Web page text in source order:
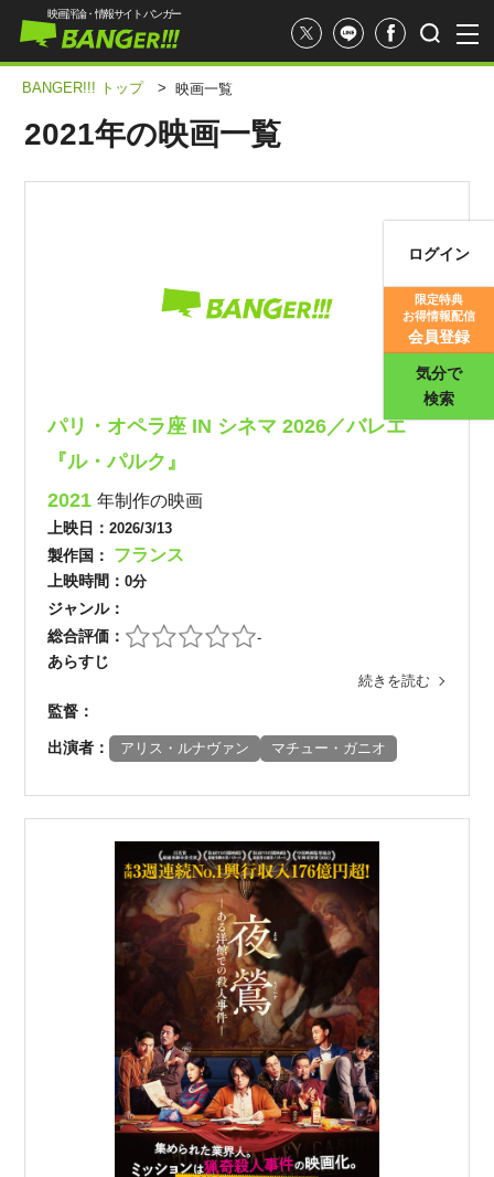
映画評価
映画評論・情報サイト バンガー
ログイン
限定特典
お得情報配信
会員登録
気分で
検索
BANGER!!! トップ > 映画一覧
2021年の映画一覧
パリ・オペラ座 IN シネマ 2026／バレエ
『ル・パルク』
2021年制作の映画
上映日：2026/3/13
製作国： フランス
上映時間：0分
ジャンル：
総合評価：
-
あらすじ
続きを読む
監督：
出演者： アリス・ルナヴァン マチュー・ガニオ